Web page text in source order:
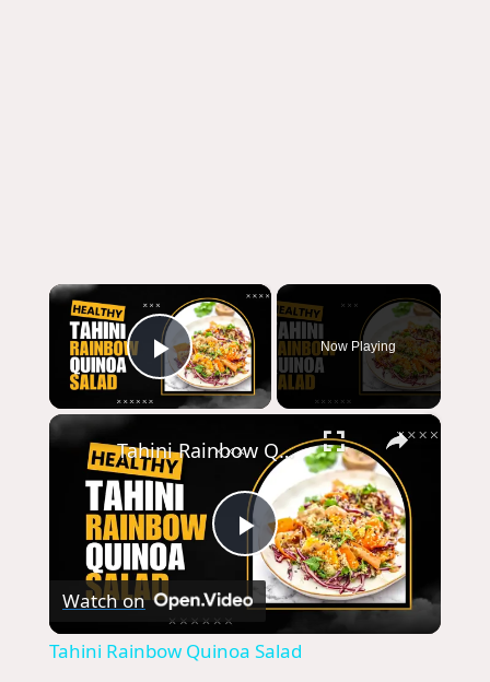
×
Play Video
Now Playing
×
P
l
Tahini Rainbow Quinoa Salad
Watch on
Tahini Rainbow Quinoa Salad